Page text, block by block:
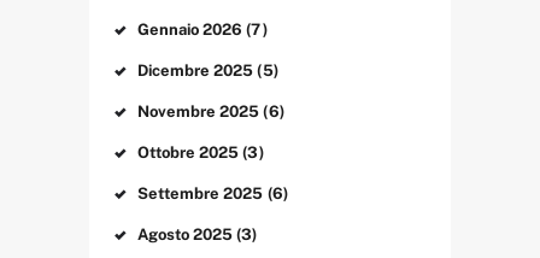
Gennaio2026 (7)
Dicembre2025 (5)
Novembre2025 (6)
Ottobre2025 (3)
Settembre2025 (6)
Agosto 2025 (3)